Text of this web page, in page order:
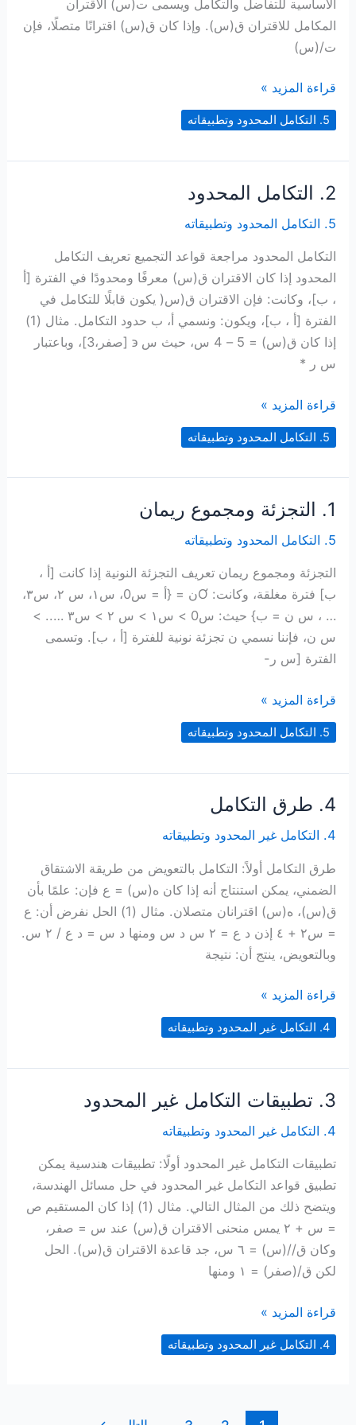
الأساسية للتفاضل والتكامل ويسمى ت(س) الاقتران
المكامل للاقتران ق(س). وإذا كان ق(س) اقترانًا متصلًا، فإن
ت/(س)
3.
العلاقة
بين
قراءة المزيد »
5. التكامل المحدود وتطبيقاته
2. التكامل المحدود
5. التكامل المحدود وتطبيقاته
التكامل المحدود مراجعة قواعد التجميع تعريف التكامل
المحدود إذا كان الاقتران ق(س) معرفًا ومحدودًا في الفترة [أ
، ب]، وكانت: فإن الاقتران ق(س( يكون قابلًا للتكامل في
الفترة [أ ، ب]، ويكون: ونسمي أ، ب حدود التكامل. مثال (1)
إذا كان ق(س) = 5 – 4 س، حيث س ϶ [صفر،3]، وباعتبار
س ر *
2.
التكامل
المحدود
قراءة المزيد »
5. التكامل المحدود وتطبيقاته
1. التجزئة ومجموع ريمان
5. التكامل المحدود وتطبيقاته
التجزئة ومجموع ريمان تعريف التجزئة النونية إذا كانت [أ ،
ب] فترة مغلقة، وكانت: Ơن = {أ = س0، س١، س ٢، س٣،
… ، س ن = ب} حيث: س0 > س١ > س ٢ > س٣ ….. >
س ن، فإننا نسمي ن تجزئة نونية للفترة [أ ، ب]. وتسمى
الفترة [س ر-
1.
التجزئة
ومجموع
قراءة المزيد »
5. التكامل المحدود وتطبيقاته
4. طرق التكامل
4. التكامل غير المحدود وتطبيقاته
طرق التكامل أولاً: التكامل بالتعويض من طريقة الاشتقاق
الضمني، يمكن استنتاج أنه إذا كان ه(س) = ع فإن: علمًا بأن
ق(س)، ه(س) اقترانان متصلان. مثال (1) الحل نفرض أن: ع
= س٢ + ٤ إذن د ع = ٢ س د س ومنها د س = د ع / ٢ س.
وبالتعويض، ينتج أن: نتيجة
4.
طرق
التكامل
قراءة المزيد »
4. التكامل غير المحدود وتطبيقاته
3. تطبيقات التكامل غير المحدود
4. التكامل غير المحدود وتطبيقاته
تطبيقات التكامل غير المحدود أولًا: تطبيقات هندسية يمكن
تطبيق قواعد التكامل غير المحدود في حل مسائل الهندسة،
ويتضح ذلك من المثال التالي. مثال (1) إذا كان المستقيم ص
= س + ٢ يمس منحنى الاقتران ق(س) عند س = صفر،
وكان ق//(س) = ٦ س، جد قاعدة الاقتران ق(س). الحل
لكن ق/(صفر) = ١ ومنها
3.
تطبيقات
التكامل
قراءة المزيد »
4. التكامل غير المحدود وتطبيقاته